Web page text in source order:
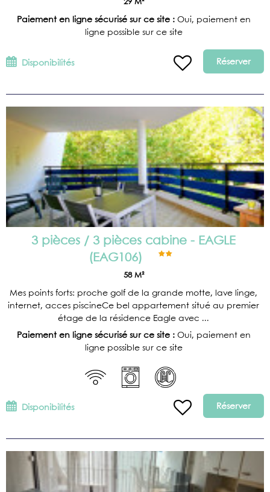
29 M²
Paiement en ligne sécurisé sur ce site : Oui, paiement en
ligne possible sur ce site
Disponibilités Réserver
3 pièces / 3 pièces cabine - EAGLE
( EAG106)
58 M²
Mes points forts: proche golf de la grande motte, lave linge,
internet, acces piscineCe bel appartement situé au premier
étage de la résidence Eagle avec ...
Paiement en ligne sécurisé sur ce site : Oui, paiement en
ligne possible sur ce site
Disponibilités Réserver